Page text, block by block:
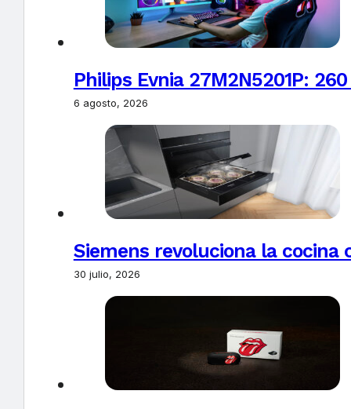
Philips Evnia 27M2N5201P:
6 agosto, 2026
Siemens revoluciona la
30 julio, 2026